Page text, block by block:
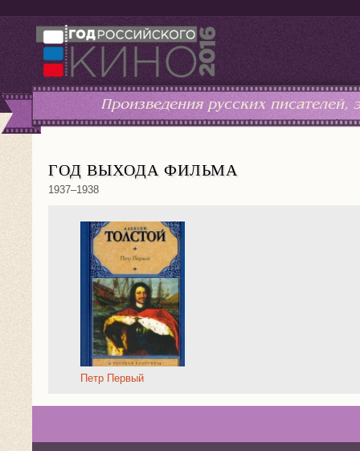
Произведения русских
ГОД ВЫХОДА ФИЛЬМА
1937–1938
Петр Первый